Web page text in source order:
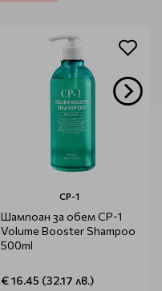
CP-1
Шампоан за обем CP-1
Volume Booster Shampoo
500ml
€ 16.45 (32.17 лв.)